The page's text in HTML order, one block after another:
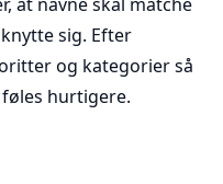
sig. Efter
og kategorier så
hurtigere.